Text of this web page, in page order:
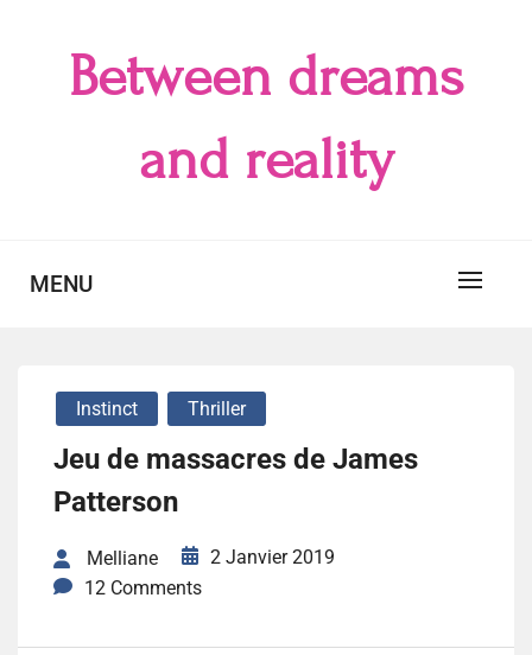
Between dreams
and reality
MENU
Instinct Thriller
Jeu de massacres de James
Patterson
Melliane
2 Janvier 2019
12 Comments